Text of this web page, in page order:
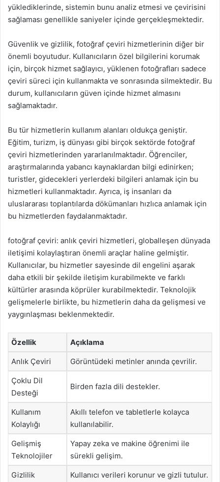
yüklediklerinde, sistemin bunu analiz etmesi ve çevirisini
sağlaması genellikle saniyeler içinde gerçekleşmektedir.
Güvenlik ve gizlilik, fotoğraf çeviri hizmetlerinin diğer bir
önemli boyutudur. Kullanıcıların özel bilgilerini korumak
için, birçok hizmet sağlayıcı, yüklenen fotoğrafları sadece
çeviri süreci için kullanmakta ve sonrasında silmektedir. Bu
durum, kullanıcıların güven içinde hizmet almasını
sağlamaktadır.
Bu tür hizmetlerin kullanım alanları oldukça geniştir.
Eğitim, turizm, iş dünyası gibi birçok sektörde fotoğraf
çeviri hizmetlerinden yararlanılmaktadır. Öğrenciler,
araştırmalarında yabancı kaynaklardan bilgi edinirken;
turistler, gidecekleri yerlerdeki bilgileri anlamak için bu
hizmetleri kullanmaktadır. Ayrıca, iş insanları da
uluslararası toplantılarda dökümanları hızlıca anlamak için
bu hizmetlerden faydalanmaktadır.
fotoğraf çeviri: anlık çeviri hizmetleri, globalleşen dünyada
iletişimi kolaylaştıran önemli araçlar haline gelmiştir.
Kullanıcılar, bu hizmetler sayesinde dil engelini aşarak
daha etkili bir şekilde iletişim kurabilmekte ve farklı
kültürler arasında köprüler kurabilmektedir. Teknolojik
gelişmelerle birlikte, bu hizmetlerin daha da gelişmesi ve
yaygınlaşması beklenmektedir.
Özellik Açıklama
Anlık Çeviri Görüntüdeki metinler anında çevrilir.
Çoklu Dil
Desteği
Birden fazla dili destekler.
Kullanım
Kolaylığı
Akıllı telefon ve tabletlerle kolayca
kullanılabilir.
Gelişmiş
Teknolojiler
Yapay zeka ve makine öğrenimi ile
sürekli gelişim.
Gizlilik Kullanıcı verileri korunur ve gizli tutulur.